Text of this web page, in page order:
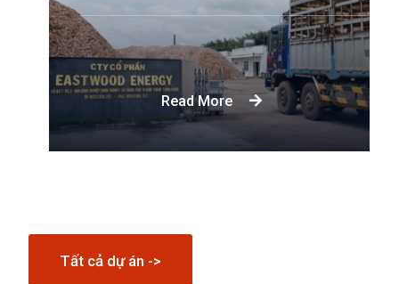
Eastwood Energy được thành lập để đáp
ứng nhu cầu ngày càng tăng về sinh khối
gỗ thay thế cho nhiên liệu hóa thạch trong
cả các ngành công nghiệp quy mô nhỏ và
Read More
Tất cả dự án ->